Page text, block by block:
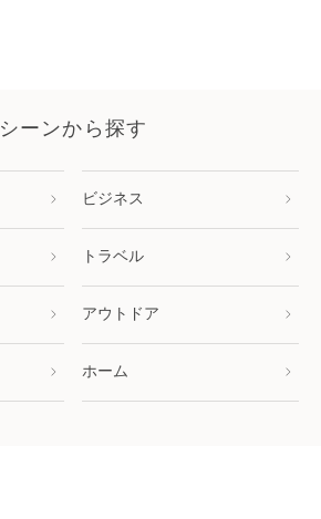
シーンから探す
ビジネス
トラベル
アウトドア
ホーム